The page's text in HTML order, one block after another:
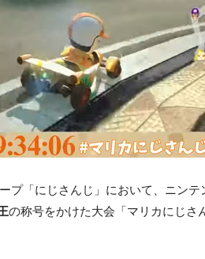
プ「にじさんじ」において、ニン
の称号をかけた大会「マリカにじさ